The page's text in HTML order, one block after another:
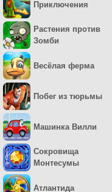
Приключения
Растения против
Зомби
Весёлая ферма
Побег из тюрьмы
Машинка Вилли
Сокровища
Монтесумы
Атлантида